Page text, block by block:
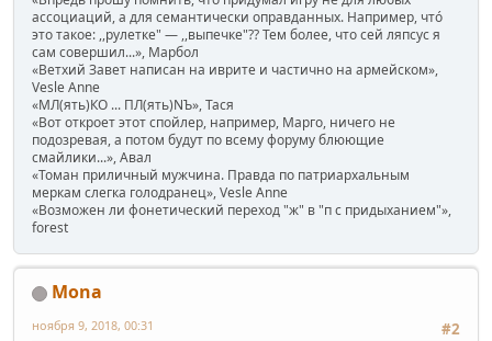
ассоциаций, а для семантически оправданных. Например, чтó
это такое: ,,рулетке" — ,,выпечке"?? Тем более, что сей ляпсус я
сам совершил...», Марбол
«Ветхий Завет написан на иврите и частично на армейском»,
Vesle Anne
«МЛ(ять)КО ... ПЛ(ять)NЪ», Тася
«Вот откроет этот спойлер, например, Марго, ничего не
подозревая, а потом будут по всему форуму блюющие
смайлики...», Авал
«Томан приличный мужчина. Правда по патриархальным
меркам слегка голодранец», Vesle Anne
«Возможен ли фонетический переход "ж" в "п с придыханием"»,
forest
Mona
#2
ноября 9, 2018, 00:31